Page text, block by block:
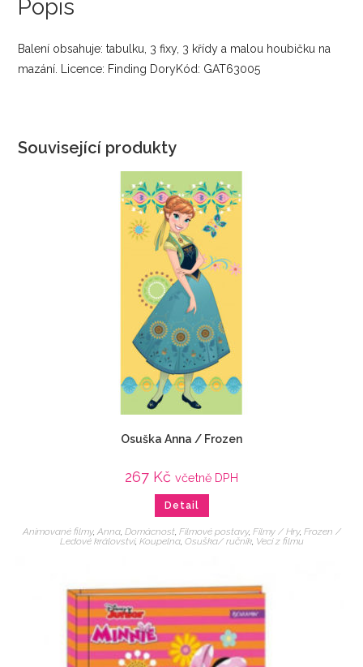
Popis
Balení obsahuje: tabulku, 3 fixy, 3 křídy a malou houbičku na
mazání. Licence: Finding DoryKód: GAT63005
Související produkty
Osuška Anna / Frozen
267 Kč včetně DPH
Detail
Animované filmy, Anna, Domácnost, Filmové postavy, Filmy / Hry, Frozen /
Ledové království, Koupelna, Osuška/ ručník, Veci z filmu